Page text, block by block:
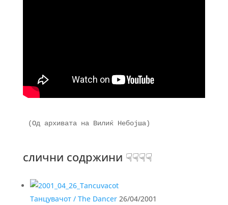
(Од архивата на Вилиќ Небојша)
слични содржини ☟☟☟☟
Танцувачот / The Dancer26/04/2001